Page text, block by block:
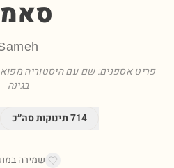
פריט אספנים: שם עם היסטוריה
בגינה
714תינוקות סה״כ
שמירה